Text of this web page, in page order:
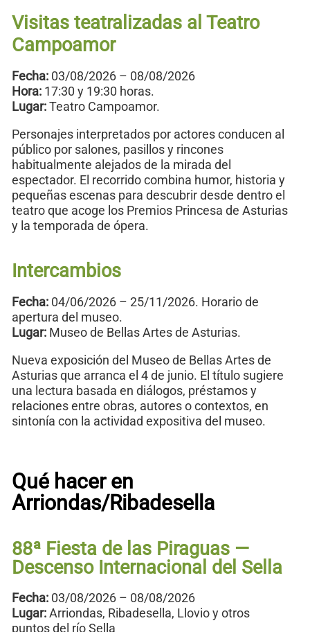
Visitas teatralizadas al Teatro
Campoamor
Fecha: 03/08/2026 – 08/08/2026
Hora: 17:30 y 19:30 horas.
Lugar:Teatro Campoamor.
Personajes interpretados por actores conducen al
público por salones, pasillos y rincones
habitualmente alejados de la mirada del
espectador. El recorrido combina humor, historia y
pequeñas escenas para descubrir desde dentro el
teatro que acoge los Premios Princesa de Asturias
y la temporada de ópera.
Intercambios
Fecha: 04/06/2026 – 25/11/2026. Horario de
apertura del museo.
Lugar: Museo de Bellas Artes de Asturias.
Nueva exposición del Museo de Bellas Artes de
Asturias que arranca el 4 de junio. El título sugiere
una lectura basada en diálogos, préstamos y
relaciones entre obras, autores o contextos, en
sintonía con la actividad expositiva del museo.
Qué hacer en
Arriondas/Ribadesella
88ª Fiesta de las Piraguas —
Descenso Internacional del Sella
Fecha: 03/08/2026 – 08/08/2026
Lugar:Arriondas, Ribadesella, Llovio y otros
puntos del río Sella